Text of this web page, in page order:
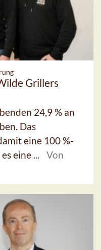
Grillers
24,9 % an
Das
eine 100 %-
eine ...
Von